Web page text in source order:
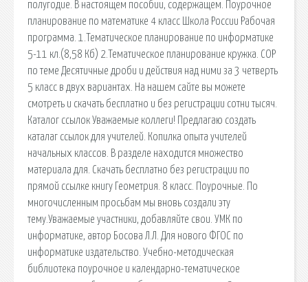
полугодие. В настоящем пособии, содержащем. Поурочное
планирование по математике 4 класс Школа России Рабочая
программа. 1.Тематическое планирование по информатике
5-11 кл.(8,58 Кб) 2.Тематическое планирование кружка. СОР
по теме Десятичные дроби и действия над ними за 3 четверть
5 класс в двух вариантах. На нашем сайте вы можете
смотреть и скачать бесплатно и без регистрации сотни тысяч.
Каталог ссылок Уважаемые коллеги! Предлагаю создать
каталаг ссылок для учителей. Копилка опыта учителей
начальных классов. В разделе находится множество
материала для. Скачать бесплатно без регистрации по
прямой ссылке книгу Геометрия. 8 класс. Поурочные. По
многочисленным просьбам мы вновь создали эту
тему.Уважаемые участники, добавляйте свои. УМК по
информатике, автор Босова Л.Л. Для нового ФГОС по
информатике издательство. Учебно-методическая
библиотека поурочное и календарно-тематическое